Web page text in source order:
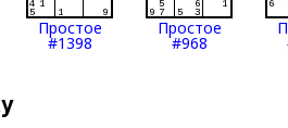
Простое
#1398
Простое
#968